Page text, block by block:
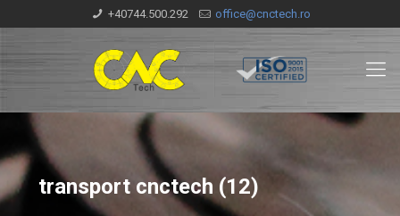
+40744.500.292 office@cnctech.ro
transport cnctech (12)